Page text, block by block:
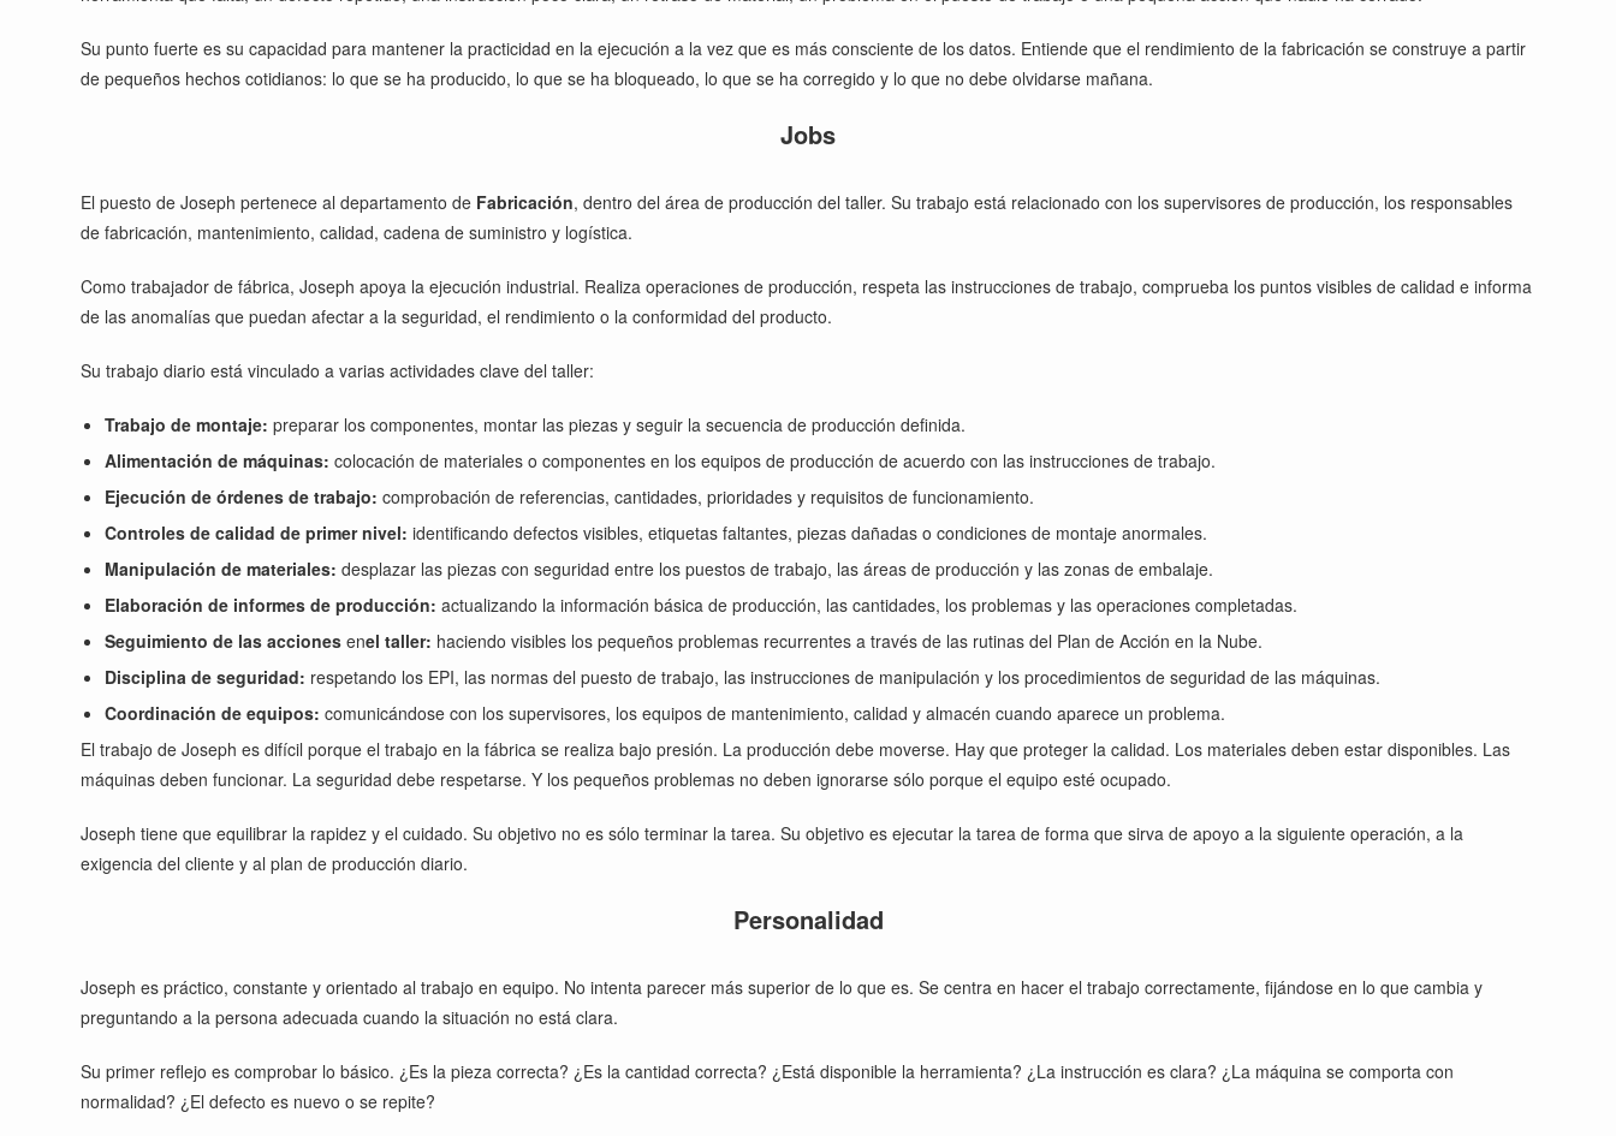
Su punto fuerte es su capacidad para mantener la practicidad en la ejecución a la vez que es más consciente de los datos. Entiende que el rendimiento de la fabricación se construye a partir
de pequeños hechos cotidianos: lo que se ha producido, lo que se ha bloqueado, lo que se ha corregido y lo que no debe olvidarse mañana.
Jobs
El puesto de Joseph pertenece al departamento de Fabricación, dentro del área de producción del taller. Su trabajo está relacionado con los supervisores de producción, los responsables
de fabricación, mantenimiento, calidad, cadena de suministro y logística.
Como trabajador de fábrica, Joseph apoya la ejecución industrial. Realiza operaciones de producción, respeta las instrucciones de trabajo, comprueba los puntos visibles de calidad e informa
de las anomalías que puedan afectar a la seguridad, el rendimiento o la conformidad del producto.
Su trabajo diario está vinculado a varias actividades clave del taller:
Trabajo de montaje: preparar los componentes, montar las piezas y seguir la secuencia de producción definida.
Alimentación de máquinas: colocación de materiales o componentes en los equipos de producción de acuerdo con las instrucciones de trabajo.
Ejecución de órdenes de trabajo: comprobación de referencias, cantidades, prioridades y requisitos de funcionamiento.
Controles de calidad de primer nivel: identificando defectos visibles, etiquetas faltantes, piezas dañadas o condiciones de montaje anormales.
Manipulación de materiales: desplazar las piezas con seguridad entre los puestos de trabajo, las áreas de producción y las zonas de embalaje.
Elaboración de informes de producción: actualizando la información básica de producción, las cantidades, los problemas y las operaciones completadas.
Seguimiento de las acciones enel taller: haciendo visibles los pequeños problemas recurrentes a través de las rutinas del Plan de Acción en la Nube.
Disciplina de seguridad: respetando los EPI, las normas del puesto de trabajo, las instrucciones de manipulación y los procedimientos de seguridad de las máquinas.
Coordinación de equipos: comunicándose con los supervisores, los equipos de mantenimiento, calidad y almacén cuando aparece un problema.
El trabajo de Joseph es difícil porque el trabajo en la fábrica se realiza bajo presión. La producción debe moverse. Hay que proteger la calidad. Los materiales deben estar disponibles. Las
máquinas deben funcionar. La seguridad debe respetarse. Y los pequeños problemas no deben ignorarse sólo porque el equipo esté ocupado.
Joseph tiene que equilibrar la rapidez y el cuidado. Su objetivo no es sólo terminar la tarea. Su objetivo es ejecutar la tarea de forma que sirva de apoyo a la siguiente operación, a la
exigencia del cliente y al plan de producción diario.
Personalidad
Joseph es práctico, constante y orientado al trabajo en equipo. No intenta parecer más superior de lo que es. Se centra en hacer el trabajo correctamente, fijándose en lo que cambia y
preguntando a la persona adecuada cuando la situación no está clara.
Su primer reflejo es comprobar lo básico. ¿Es la pieza correcta? ¿Es la cantidad correcta? ¿Está disponible la herramienta? ¿La instrucción es clara? ¿La máquina se comporta con
normalidad? ¿El defecto es nuevo o se repite?